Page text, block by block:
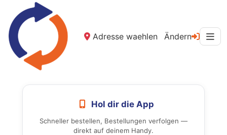
Adresse waehlen Ändern
Hol dir die App
Schneller bestellen, Bestellungen verfolgen —
direkt auf deinem Handy.